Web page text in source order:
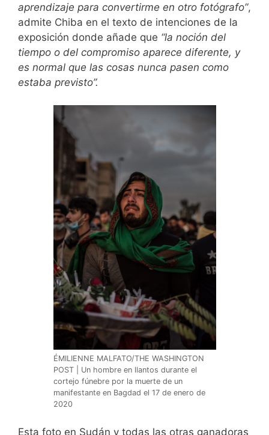
aprendizaje para convertirme en otro fotógrafo”,
admite Chiba en el texto de intenciones de la
exposición donde añade que “la noción del
tiempo o del compromiso aparece diferente, y
es normal que las cosas nunca pasen como
estaba previsto”.
ÉMILIENNE MALFATO/THE WASHINGTON
POST | Un hombre en llantos durante el
cortejo fúnebre por la muerte de un
manifestante en Bagdad el 17 de enero de
2020
Esta foto en Sudán y todas las otras ganadoras